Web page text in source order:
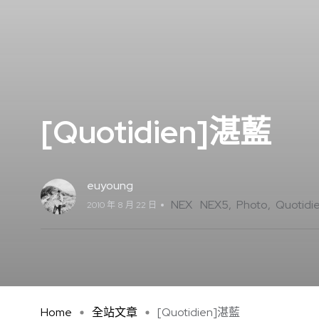
[Quotidien]湛藍
euyoung
2010 年 8 月 22 日 NEX NEX5 Photo
Home 全站文章 [Quotidien]湛藍